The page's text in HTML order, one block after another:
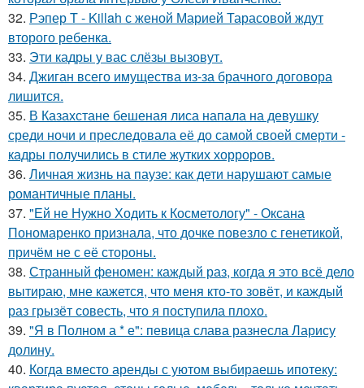
32. Рэпер T - Killah с женой Марией Тарасовой ждут
второго ребенка.
33. Эти кадры у вас слёзы вызовут.
34. Джиган всего имущества из-за брачного договора
лишится.
35. В Казахстане бешеная лиса напала на девушку
среди ночи и преследовала её до самой своей смерти -
кадры получились в стиле жутких хорроров.
36. Личная жизнь на паузе: как дети нарушают самые
романтичные планы.
37. "Ей не Нужно Ходить к Косметологу" - Оксана
Пономаренко признала, что дочке повезло с генетикой,
причём не с её стороны.
38. Странный феномен: каждый раз, когда я это всё дело
вытираю, мне кажется, что меня кто-то зовёт, и каждый
раз грызёт совесть, что я поступила плохо.
39. "Я в Полном а * е": певица слава разнесла Ларису
долину.
40. Когда вместо аренды с уютом выбираешь ипотеку: